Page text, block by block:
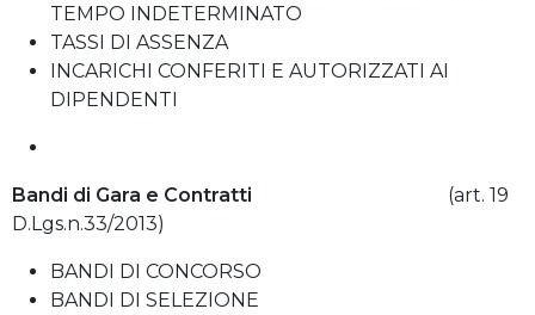
TEMPO INDETERMINATO
TASSI DI ASSENZA
INCARICHI CONFERITI E AUTORIZZATI AI
DIPENDENTI
Bandi di Gara e Contratti (art. 19
D.Lgs.n.33/2013)
BANDI DI CONCORSO
BANDI DI SELEZIONE